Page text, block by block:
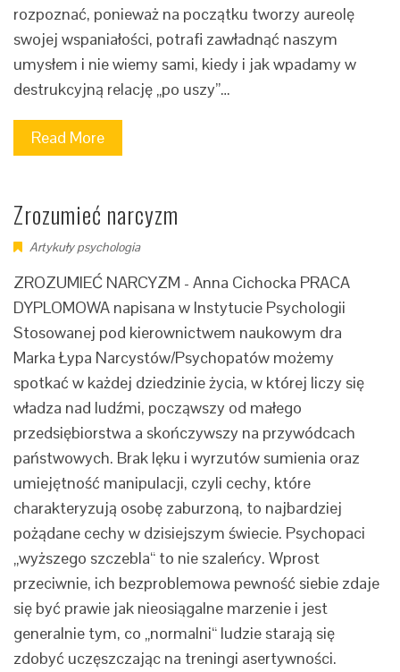
rozpoznać, ponieważ na początku tworzy aureolę
swojej wspaniałości, potrafi zawładnąć naszym
umysłem i nie wiemy sami, kiedy i jak wpadamy w
destrukcyjną relację „po uszy”…
Read More
Zrozumieć narcyzm
Artykuły psychologia
ZROZUMIEĆ NARCYZM - Anna Cichocka PRACA
DYPLOMOWA napisana w Instytucie Psychologii
Stosowanej pod kierownictwem naukowym dra
Marka Łypa Narcystów/Psychopatów możemy
spotkać w każdej dziedzinie życia, w której liczy się
władza nad ludźmi, począwszy od małego
przedsiębiorstwa a skończywszy na przywódcach
państwowych. Brak lęku i wyrzutów sumienia oraz
umiejętność manipulacji, czyli cechy, które
charakteryzują osobę zaburzoną, to najbardziej
pożądane cechy w dzisiejszym świecie. Psychopaci
„wyższego szczebla“ to nie szaleńcy. Wprost
przeciwnie, ich bezproblemowa pewność siebie zdaje
się być prawie jak nieosiągalne marzenie i jest
generalnie tym, co „normalni“ ludzie starają się
zdobyć uczęszczając na treningi asertywności.